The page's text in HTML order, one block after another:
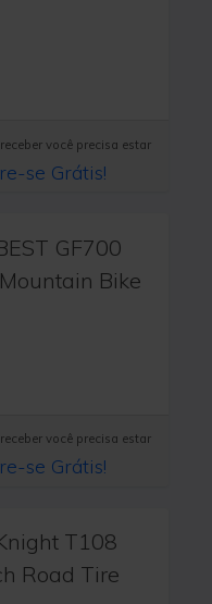
você precisa estar
se Grátis!
GF700
Bike
você precisa estar
se Grátis!
T108
Road Tire